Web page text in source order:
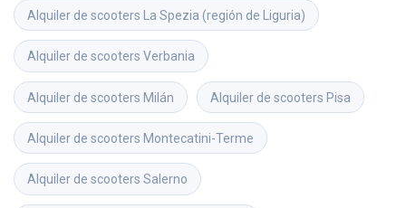
Alquiler de scooters La Spezia (región de Liguria)
Alquiler de scooters Verbania
Alquiler de scooters Milán Alquiler de scooters Pisa
Alquiler de scooters Montecatini-Terme
Alquiler de scooters Salerno